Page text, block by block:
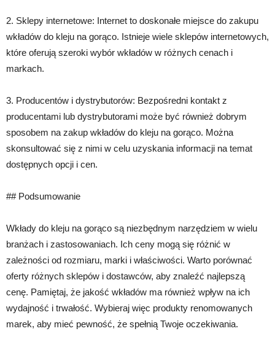
2. Sklepy internetowe: Internet to doskonałe miejsce do zakupu
wkładów do kleju na gorąco. Istnieje wiele sklepów internetowych,
które oferują szeroki wybór wkładów w różnych cenach i
markach.
3. Producentów i dystrybutorów: Bezpośredni kontakt z
producentami lub dystrybutorami może być również dobrym
sposobem na zakup wkładów do kleju na gorąco. Można
skonsultować się z nimi w celu uzyskania informacji na temat
dostępnych opcji i cen.
## Podsumowanie
Wkłady do kleju na gorąco są niezbędnym narzędziem w wielu
branżach i zastosowaniach. Ich ceny mogą się różnić w
zależności od rozmiaru, marki i właściwości. Warto porównać
oferty różnych sklepów i dostawców, aby znaleźć najlepszą
cenę. Pamiętaj, że jakość wkładów ma również wpływ na ich
wydajność i trwałość. Wybieraj więc produkty renomowanych
marek, aby mieć pewność, że spełnią Twoje oczekiwania.